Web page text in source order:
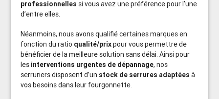
professionnelles si vous avez une préférence pour l’une
d’entre elles.
Néanmoins, nous avons qualifié certaines marques en
fonction du ratio qualité/prixpour vous permettre de
bénéficier de la meilleure solution sans délai. Ainsi pour
les interventions urgentes de dépannage, nos
serruriers disposent d’un stock de serrures adaptées à
vos besoins dans leur fourgonnette.